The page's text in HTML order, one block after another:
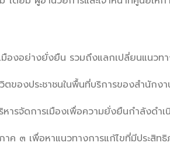
มืองอย่างยั่งยืน รวมถึงแลกเปลี่ยนแนวท
ของประชาชนในพื้นที่บริการของสำนักง
ารจัดการเมืองเพื่อความยั่งยืนกำลังดำเ
ค ๓ เพื่อหาแนวทางการแก้ไขที่มีประสิท